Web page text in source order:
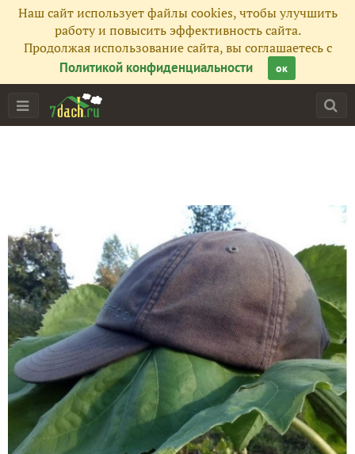
Наш сайт использует файлы cookies, чтобы улучшить
работу и повысить эффективность сайта.
Продолжая использование сайта, вы соглашаетесь с
Политикой конфиденциальности
ок
Главная
Подписчики 13
Все публикации 1118
Сейчас обсуждают